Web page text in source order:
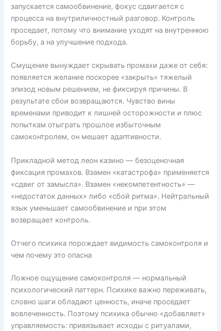
запускается самообвинение, фокус сдвигается с
процесса на внутриличностный разговор. Контроль
проседает, потому что внимание уходят на внутреннюю
борьбу, а на улучшение подхода.
Смущение вынуждает скрывать промахи даже от себя:
появляется желание поскорее «закрыть» тяжелый
эпизод новым решением, не фиксируя причины. В
результате сбои возвращаются. Чувство вины
временами приводит к лишней осторожности и плюс
попыткам отыграть прошлое избыточным
самоконтролем, он мешает адаптивности.
Прикладной метод леон казино — безоценочная
фиксация промахов. Взамен «катастрофа» применяется
«сдвиг от замысла». Взамен «некомпетентность» —
«недостаток данных» либо «сбой ритма». Нейтральный
язык уменьшает самообвинение и при этом
возвращает контроль.
Отчего психика порождает видимость самоконтроля и
чем почему это опасна
Ложное ощущение самоконтроля — нормальный
психологический паттерн. Психике важно переживать,
словно шаги обладают ценность, иначе проседает
вовлеченность. Поэтому психика обычно «добавляет»
управляемость: привязывает исходы с ритуалами,